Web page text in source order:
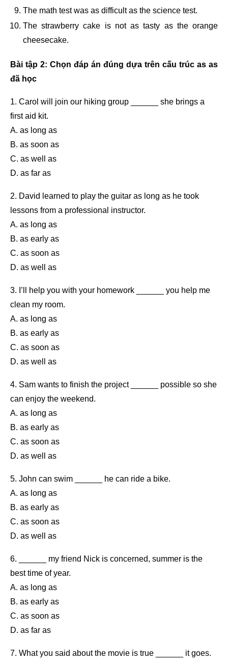
The math test was as difficult as the science test.
The strawberry cake is not as tasty as the orange
cheesecake.
Bài tập 2: Chọn đáp án đúng dựa trên cấu trúc as as
đã học
1. Carol will join our hiking group ______ she brings a
first aid kit.
A. as long as
B. as soon as
C. as well as
D. as far as
2. David learned to play the guitar as long as he took
lessons from a professional instructor.
A. as long as
B. as early as
C. as soon as
D. as well as
3. I’ll help you with your homework ______ you help me
clean my room.
A. as long as
B. as early as
C. as soon as
D. as well as
4. Sam wants to finish the project ______ possible so she
can enjoy the weekend.
A. as long as
B. as early as
C. as soon as
D. as well as
5. John can swim ______ he can ride a bike.
A. as long as
B. as early as
C. as soon as
D. as well as
6. ______ my friend Nick is concerned, summer is the
best time of year.
A. as long as
B. as early as
C. as soon as
D. as far as
7. What you said about the movie is true ______ it goes.